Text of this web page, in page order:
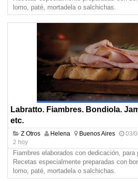
lomo, paté, mortadela o salchichas.
Labratto. Fiambres. Bondiola.
etc.
Z Otros Helena Buenos Aires 03/
2 hoy
Fiambres elaborados con dedicación,
Recetas especialmente preparadas con
lomo, paté, mortadela o salchichas.